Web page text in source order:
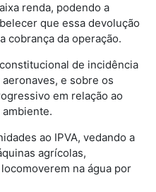
renda, podendo a
que essa devolução
cobrança da operação.
de incidência
e sobre os
em relação ao
ao IPVA, vedando a
agrícolas,
na água por